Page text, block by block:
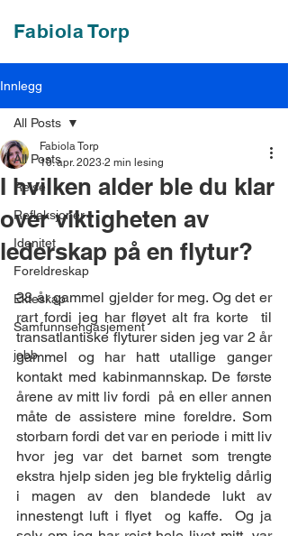
Fabiola Torp
Innlegg
All Posts
Reise
Refleksjoner
Idenitet
Foreldreskap
Ekteskap
Samfunnsengasjement
jobb
All Posts
I hvilken alder ble du klar
over viktigheten av
lederskap på en flytur?
Fabiola Torp
10. apr. 2023 2 min lesing
38 år gammel gjelder for meg. Og det er
rart fordi jeg har fløyet alt fra korte  til
transatlantiske flyturer siden jeg var 2 år
gammel og har hatt utallige ganger
kontakt med kabinmannskap. De første
årene av mitt liv fordi  på en eller annen
måte de assistere mine foreldre. Som
storbarn fordi det var en periode i mitt liv
hvor jeg var det barnet som trengte
ekstra hjelp siden jeg ble fryktelig dårlig
i magen av den blandede lukt av
innestengt luft i flyet  og kaffe.  Og ja